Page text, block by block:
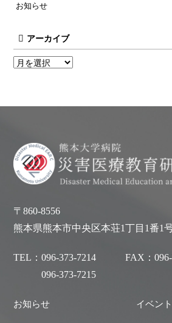
お知らせ
アーカイブ
〒860-8556
熊本県熊本市中央区本荘1丁目1番1
TEL：096-373-7214
096-373-7215
FAX：
お知らせ イベン